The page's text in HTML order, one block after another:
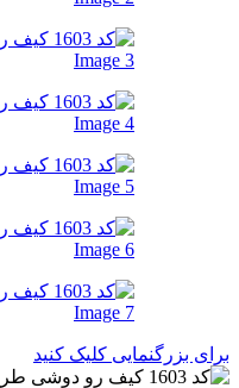
برای بزرگنمایی کلیک کنید